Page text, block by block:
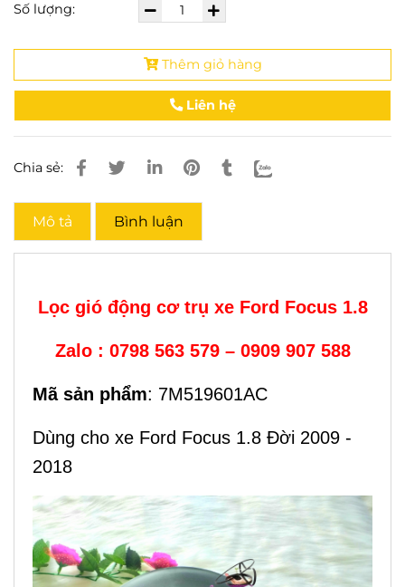
Số lượng:
Thêm giỏ hàng
Liên hệ
Chia sẻ:
Mô tả Bình luận
Lọc gió động cơ trụ xe Ford Focus 1.8
Zalo : 0798 563 579 – 0909 907 588
Mã sản phẩm: 7M519601AC
Dùng cho xe Ford Focus 1.8 Đời 2009 -
2018